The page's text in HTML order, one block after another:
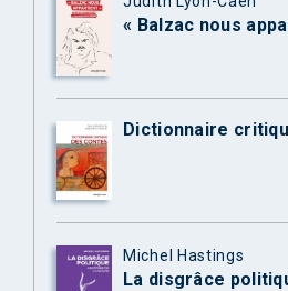
« Balzac nous
Dictionnaire
Michel Hastings
La disgrâce